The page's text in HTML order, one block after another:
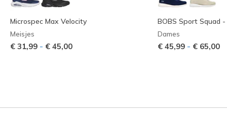
Microspec Max Velocity
Meisjes
€ 31,99 - € 45,00
BOBS Sport Squad
Dames
€ 45,99 - € 65,00